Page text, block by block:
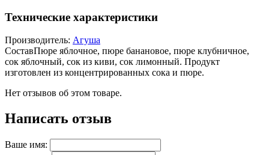
Технические характеристики
Производитель: Агуша
СоставПюре яблочное, пюре банановое, пюре клубничное,
сок яблочный, сок из киви, сок лимонный. Продукт
изготовлен из концентрированных сока и пюре.
Нет отзывов об этом товаре.
Написать отзыв
Ваше имя: